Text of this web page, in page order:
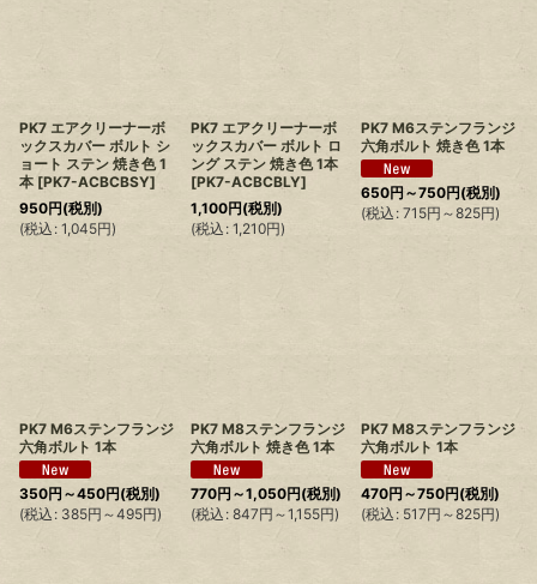
PK7 エアクリーナーボ
ックスカバー ボルト シ
ョート ステン 焼き色 1
本 [PK7-ACBCBSY]
950円(税別)
(税込 : 1,045円)
PK7 エアクリーナーボ
ックスカバー ボルト ロ
ング ステン 焼き色 1本
[PK7-ACBCBLY]
1,100円(税別)
(税込 : 1,210円)
PK7 M6ステンフランジ
六角ボルト 焼き色 1本
650円 ～750円(税別)
(税込 : 715円 ～825円)
PK7 M6ステンフランジ
六角ボルト 1本
350円 ～450円(税別)
(税込 : 385円 ～495円)
PK7 M8ステンフランジ
六角ボルト 焼き色 1本
770円 ～1,050円(税別)
(税込 : 847円 ～1,155円)
PK7 M8ステンフランジ
六角ボルト 1本
470円 ～750円(税別)
(税込 : 517円 ～825円)